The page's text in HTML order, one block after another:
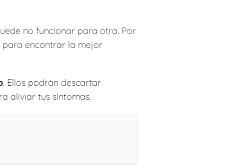
no funcionar para otra. Por
para encontrar la mejor
. Ellos podrán descartar
aliviar tus síntomas.